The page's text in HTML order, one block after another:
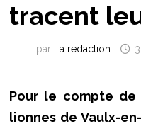
tracent
par La rédaction
Pour le compte de
lionnes de Vaulx-